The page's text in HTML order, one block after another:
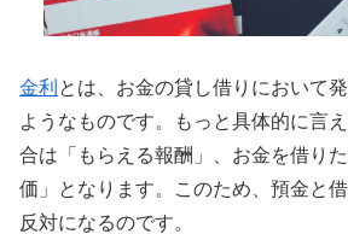
金利 とは、お金の貸し借りにおいて
ようなものです。もっと具体的に言
合は「もらえる報酬」、お金を借り
価」となります。このため、預金と
反対になるのです。